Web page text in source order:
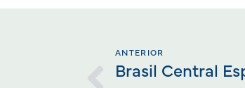
ANTERIOR
Brasil Central